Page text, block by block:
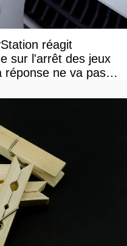
réagit
sur l'arrêt des jeux
réponse ne va pas